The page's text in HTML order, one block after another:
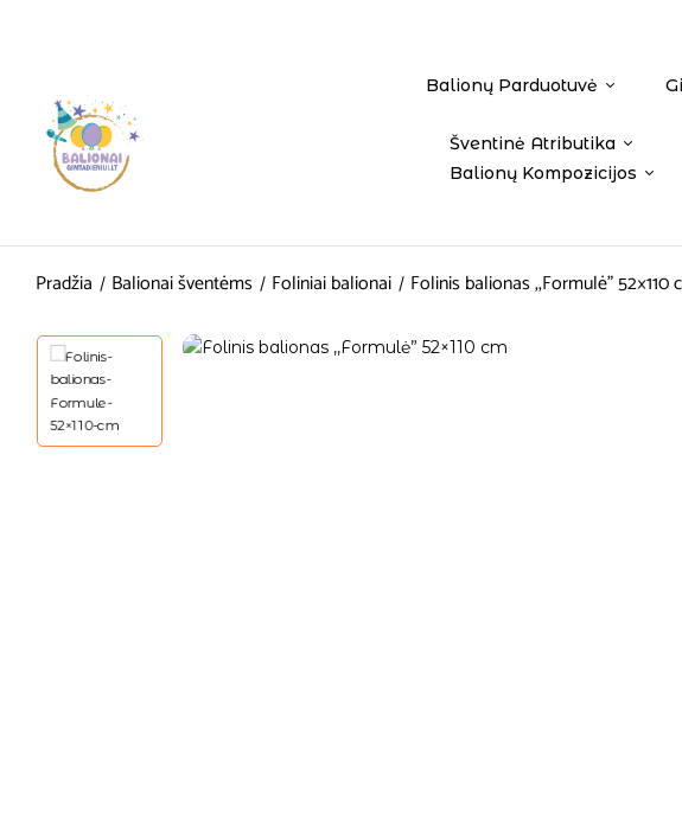
Balionų Parduotuvė
Šventinė Atributika
Balionų Kompozicijos
Pradžia Balionai šventėms Foliniai balionai Folinis balionas ,,Formulė” 52×110